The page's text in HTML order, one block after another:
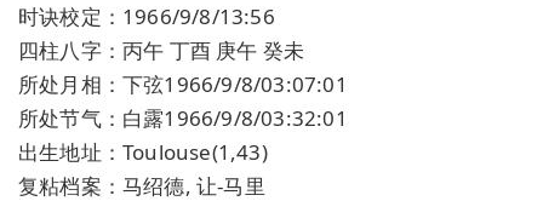
时诀校定：1966/9/8/13:56
四柱八字：丙午 丁酉 庚午 癸未
所处月相：下弦1966/9/8/03:07:01
所处节气：白露1966/9/8/03:32:01
出生地址：Toulouse(1,43)
复粘档案：马绍德, 让-马里